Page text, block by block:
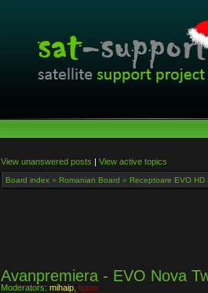
View unanswered posts | View active topics
Board index » Romanian Board » Receptoare EVO HD
Avanpremiera - EVO Nova
Moderators: mihaip lipton